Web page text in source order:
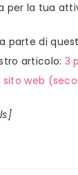
per la tua
parte di
articolo: 3
web